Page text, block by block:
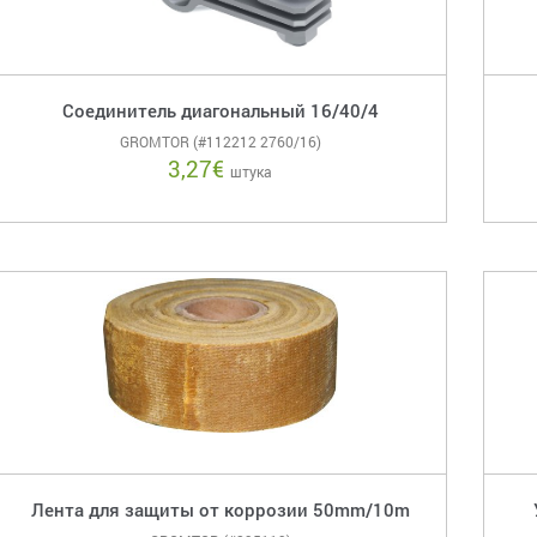
Соединитель диагональный 16/40/4
GROMTOR (#112212 2760/16)
3,27€ штука
Лента для защиты от коррозии 50mm/10m